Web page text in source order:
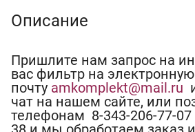
Описание
Пришлите нам запрос на
вас фильтр на электронную
почту amkomplekt@mail.ru
чат на нашем сайте, или
телефонам 8-343-206-77-07